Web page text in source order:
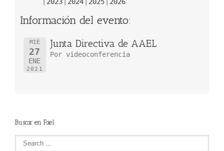
2023 2024 2025 2026
Información del evento:
MIÉ
27
ENE
2021
Junta Directiva de AAEL
Por videoconferencia
Buscar en Fael